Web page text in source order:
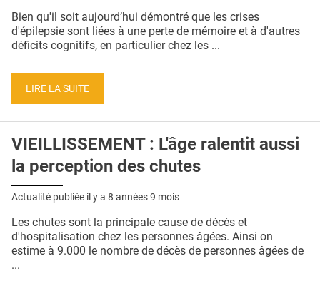
Bien qu'il soit aujourd’hui démontré que les crises
d'épilepsie sont liées à une perte de mémoire et à d'autres
déficits cognitifs, en particulier chez les ...
LIRE LA SUITE
VIEILLISSEMENT : L'âge ralentit aussi
la perception des chutes
Actualité publiée il y a 8 années 9 mois
Les chutes sont la principale cause de décès et
d'hospitalisation chez les personnes âgées. Ainsi on
estime à 9.000 le nombre de décès de personnes âgées de
...